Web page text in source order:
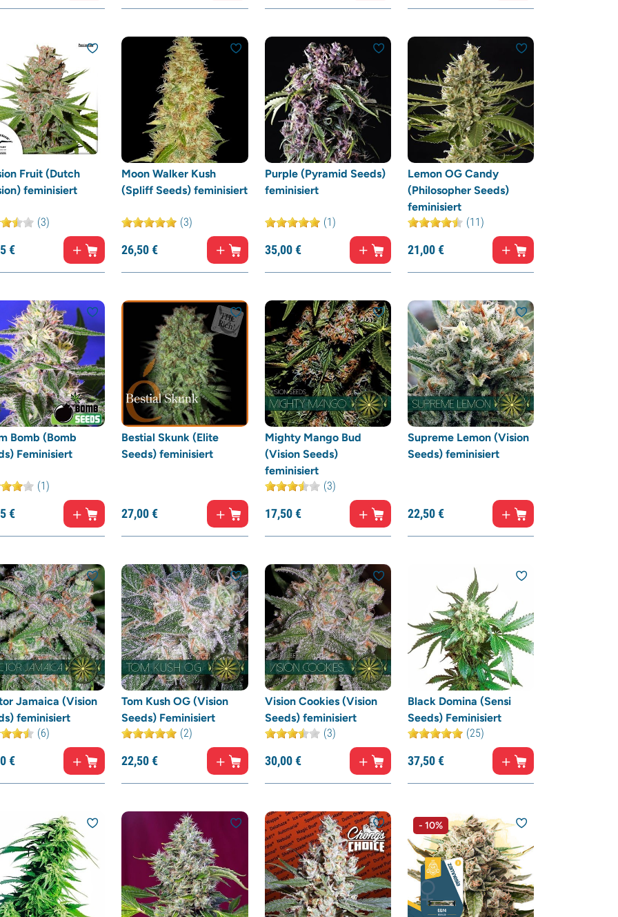
Fruit (Dutch
feminisiert
(3)
€
Moon Walker Kush
(Spliff Seeds) feminisiert
(3)
26,50€
Purple (Pyramid Seeds)
feminisiert
(1)
35,00€
Lemon OG Candy
(Philosopher Seeds)
feminisiert
(11)
21,00€
Bomb (Bomb
Feminisiert
(1)
€
Bestial Skunk (Elite
Seeds) feminisiert
27,00€
Mighty Mango Bud
(Vision Seeds)
feminisiert
(3)
17,50€
Supreme Lemon (Vision
Seeds) feminisiert
22,50€
Jamaica (Vision
feminisiert
(6)
€
Tom Kush OG (Vision
Seeds) Feminisiert
(2)
22,50€
Vision Cookies (Vision
Seeds) feminisiert
(3)
30,00€
Black Domina (Sensi
Seeds) Feminisiert
(25)
37,50€
- 10%